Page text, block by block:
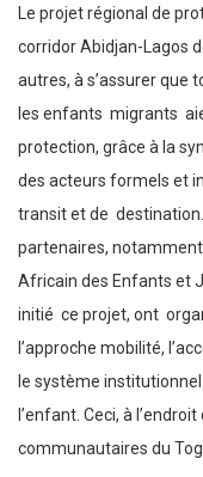
Le projet régional de
corridor Abidjan-Lagos
autres, à s’assurer que
les enfants migrants
protection, grâce à la
des acteurs formels et
transit et de
partenaires,
Africain des Enfants et
initié ce projet, ont
l’approche mobilité,
le système
l’enfant. Ceci, à
communautaires du